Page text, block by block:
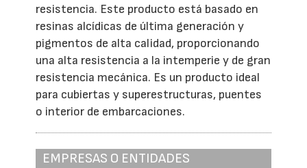
resistencia. Este producto está basado en
resinas alcídicas de última generación y
pigmentos de alta calidad, proporcionando
una alta resistencia a la intemperie y de gran
resistencia mecánica. Es un producto ideal
para cubiertas y superestructuras, puentes
o interior de embarcaciones.
EMPRESAS O ENTIDADES